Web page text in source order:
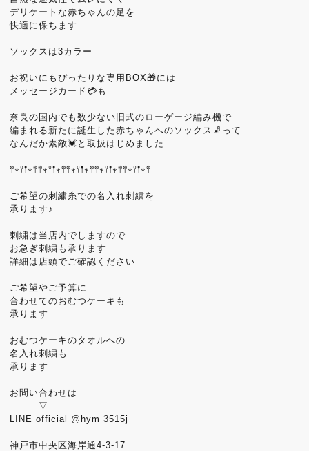
デリケートな赤ちゃんの足を
快適に保ちます
ソックスは3カラー
お祝いにもぴったりな専用BOX🎁には
メッセージカード💳も
奈良の国内でも数少ない旧式のローゲージ編み機で
編まれる新たに誕生した赤ちゃんへのソックス🧦って
なんだか素敵💓と取扱はじめました
𖤣𖥧𖥣𖡡𖥧𖤣𖤣𖥧𖥣𖡡𖥧𖤣𖤣𖥧𖥣𖡡𖥧𖤣𖤣𖥧𖥣𖡡𖥧𖤣𖤣𖥧𖥣𖡡𖥧𖤣
ご希望の刺繍糸での名入れ刺繍を
承ります♪
刺繍は当店内でしますので
お急ぎ刺繍も承ります
詳細は店頭でご確認ください
ご希望やご予算に
合わせてのおむつケーキも
承ります
おむつケーキのタオルへの
名入れ刺繍も
承ります
お問い合わせは
▽
LINE official @hym 3515j
神戸市中央区海岸通4-3-17